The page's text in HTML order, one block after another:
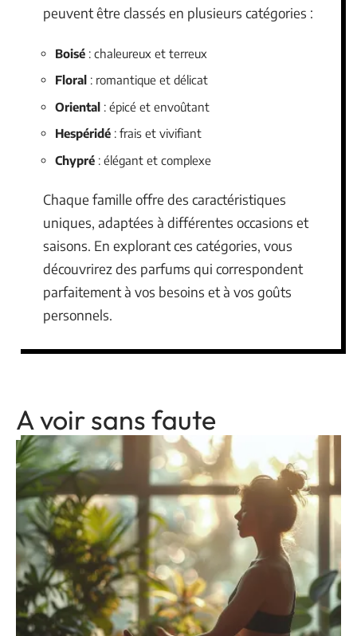
peuvent être classés en plusieurs catégories :
Boisé : chaleureux et terreux
Floral : romantique et délicat
Oriental : épicé et envoûtant
Hespéridé : frais et vivifiant
Chypré : élégant et complexe
Chaque famille offre des caractéristiques
uniques, adaptées à différentes occasions et
saisons. En explorant ces catégories, vous
découvrirez des parfums qui correspondent
parfaitement à vos besoins et à vos goûts
personnels.
A voir sans faute